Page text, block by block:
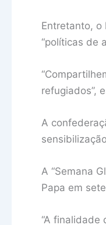
Entretanto, o
“políticas de
refugiados”,
A
A “Semana
Papa em
“A